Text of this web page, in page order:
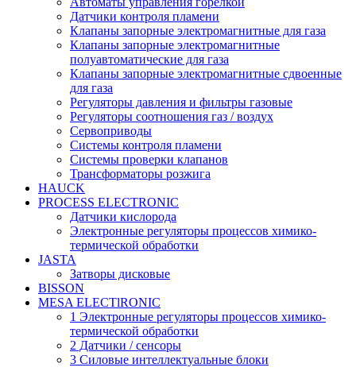
Датчики контроля пламени
Клапаны запорные электромагнитные для газа
Клапаны запорные электромагнитные
полуавтоматические для газа
Клапаны запорные электромагнитные сдвоенные
для газа
Регуляторы давления и фильтры газовые
Регуляторы соотношения газ / воздух
Сервоприводы
Системы контроля пламени
Системы проверки клапанов
Трансформаторы розжига
HAUCK
PROCESS ELECTRONIC
Датчики кислорода
Электронные регуляторы процессов химико-
термической обработки
JASTA
Затворы дисковые
BISSON
MESA ELECTlRONIC
1 Электронные регуляторы процессов химико-
термической обработки
2 Датчики / сенсоры
3 Силовые интеллектуальные блоки